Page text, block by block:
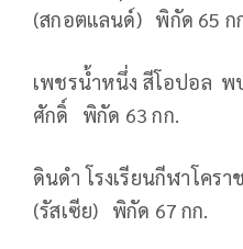
(สกอตแลนด์) พิกัด 65 ก
เพชรน้ำหนึ่ง สีโอปอล
ศักดิ์ พิกัด 63 กก.
ดินดำ โรงเรียนกีฬาโค
(รัสเซีย) พิกัด 67 กก.